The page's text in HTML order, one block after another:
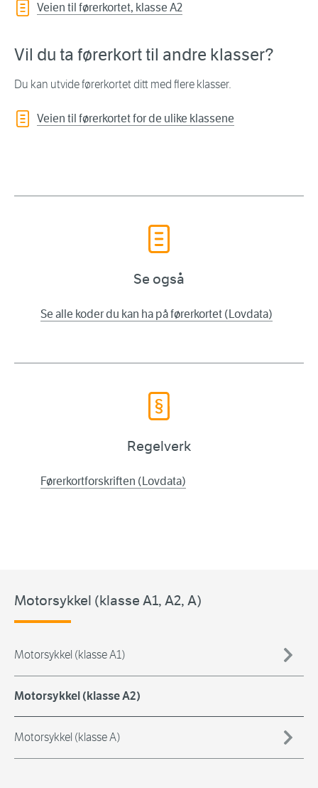
Veien til førerkortet, klasse A2
Vil du ta førerkort til andre klasser?
Du kan utvide førerkortet ditt med flere klasser.
Veien til førerkortet for de ulike klassene
Se også
Se alle koder du kan ha på førerkortet (Lovdata)
Regelverk
Førerkortforskriften (Lovdata)
Motorsykkel (klasse A1, A2, A)
Motorsykkel (klasse A1)
Motorsykkel (klasse A2)
Motorsykkel (klasse A)